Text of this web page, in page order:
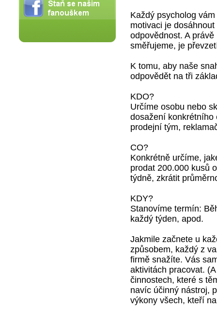
Každý psycholog
motivaci je
odpovědnost. A
směřujeme, je
K tomu, aby naše
odpovědět na tři
KDO?
Určíme osobu nebo
dosažení konkrétního
prodejní tým,
CO?
Konkrétně určíme,
prodat 200.000 kusů
týdně, zkrátit
KDY?
Stanovíme termín:
každý týden, apod.
Jakmile začnete u
způsobem, každý z
firmě snažíte. Vás
aktivitách pracovat.
činnostech, které s
navíc účinný nástroj,
výkony všech, kteří